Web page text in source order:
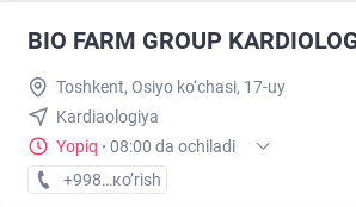
BIO FARM GROUP
Toshkent, Osiyo ko‘chasi, 17-uy
Kardiaologiya
Yopiq · 08:00 da ochiladi
+998 (95) XXX-XX-XX
кo’rish